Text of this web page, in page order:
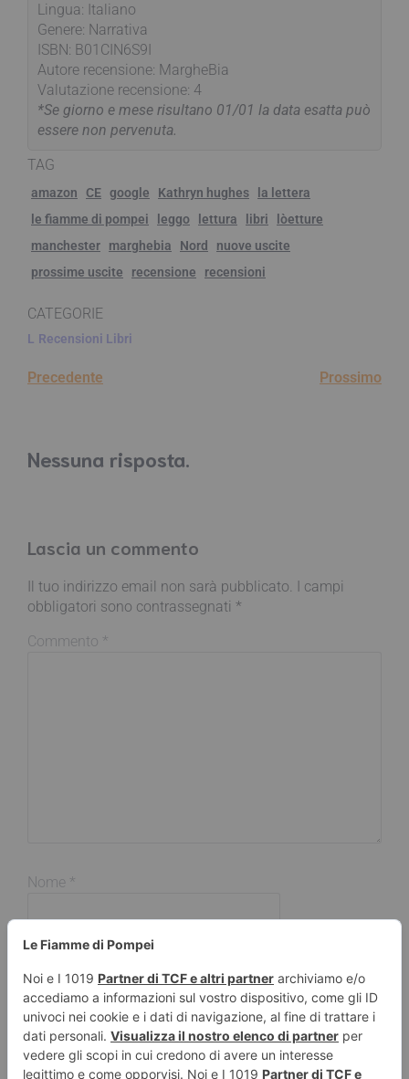
Lingua: Italiano
Genere: Narrativa
ISBN: B01CIN6S9I
Autore recensione: MargheBia
Valutazione recensione: 4
*Se giorno e mese risultano 01/01 la data esatta può
essere non pervenuta.
TAG
amazon CE google Kathryn hughes
la lettera
le fiamme di pompei
leggo lettura libri
lòetture
manchester
marghebia Nord
nuove uscite
prossime uscite
recensione recensioni
CATEGORIE
L Recensioni Libri
Precedente Prossimo
Nessuna risposta.
Lascia un commento
Il tuo indirizzo email non sarà pubblicato. I campi
obbligatori sono contrassegnati *
Commento *
Nome *
Sito web